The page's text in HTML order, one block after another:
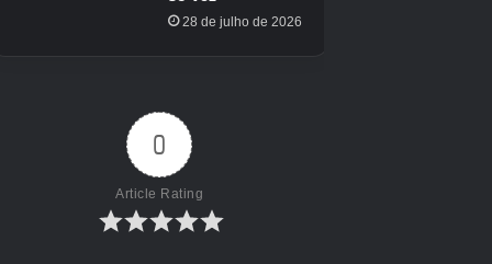
Pokémon Go!